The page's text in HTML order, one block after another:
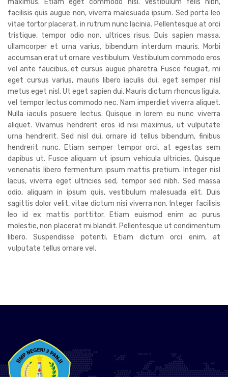
maximus. Etiam eget commodo nisi. Vestibulum felis nibh,
facilisis quis augue non, viverra malesuada ipsum. Sed porta leo
vitae tortor placerat, in rutrum nunc lacinia. Pellentesque at orci
tristique, tempor odio non, ultrices risus. Duis sapien massa,
ullamcorper et urna varius, bibendum interdum mauris. Morbi
accumsan erat ut ornare vestibulum. Vestibulum commodo eros
vel ante faucibus, et cursus augue pharetra. Fusce feugiat, mi
eget cursus varius, mauris libero iaculis dui, eget semper nisl
metus eget nisl. Ut eget sapien dui. Mauris dictum rhoncus ligula,
vel tempor lectus commodo nec. Nam imperdiet viverra aliquet.
Nulla iaculis posuere lectus. Quisque in lorem eu nunc viverra
aliquet. Vivamus hendrerit eros id nisi maximus, ut vulputate
urna hendrerit. Sed nisl dui, ornare id tellus bibendum, finibus
hendrerit nunc. Etiam semper tempor orci, at egestas sem
dapibus ut. Fusce aliquam ut ipsum vehicula ultricies. Quisque
venenatis libero fermentum ipsum mattis pretium. Integer nisl
lacus, viverra eget ultricies sed, tempor sed nibh. Sed massa
odio, aliquam in ipsum quis, vestibulum malesuada elit. Duis
sagittis dolor velit, vitae dictum nisi viverra non. Integer facilisis
leo id ex mattis porttitor. Etiam euismod enim ac purus
molestie, non placerat mi blandit. Pellentesque ut condimentum
libero. Suspendisse potenti. Etiam dictum orci enim, at
vulputate tellus ornare vel.